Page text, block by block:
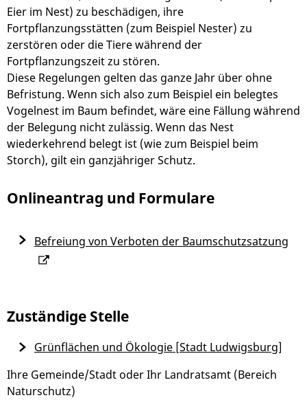
Eier im Nest) zu beschädigen, ihre
Fortpflanzungsstätten (zum Beispiel Nester) zu
zerstören oder die Tiere während der
Fortpflanzungszeit zu stören.
Diese Regelungen gelten das ganze Jahr über ohne
Befristung. Wenn sich also zum Beispiel ein belegtes
Vogelnest im Baum befindet, wäre eine Fällung während
der Belegung nicht zulässig. Wenn das Nest
wiederkehrend belegt ist (wie zum Beispiel beim
Storch), gilt ein ganzjähriger Schutz.
Onlineantrag und Formulare
Befreiung von Verboten der Baumschutzsatzung
Zuständige Stelle
Ihre Gemeinde/Stadt oder Ihr Landratsamt (Bereich
Naturschutz)
Grünflächen und Ökologie [Stadt Ludwigsburg]